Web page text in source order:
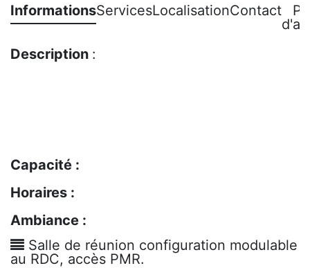
InformationsServicesLocalisationContact
Description :
Capacité :
Horaires :
Ambiance :
Salle de réunion configuration modulable
au RDC, accès PMR.